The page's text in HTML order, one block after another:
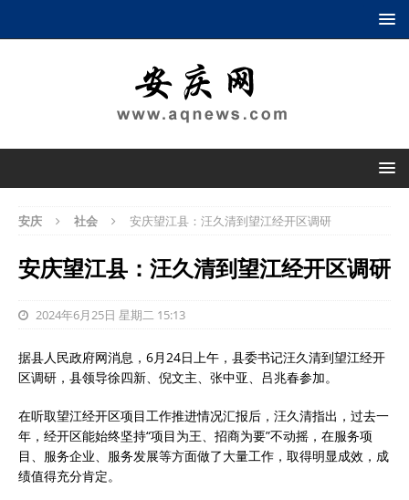
安庆 社会 安庆望江县：汪久清到望江经开区调研
安庆望江县：汪久清到望江经开区调研
2024年6月25日 星期二 15:13
据县人民政府网消息，6月24日上午，县委书记汪久清到望江经开
区调研，县领导徐四新、倪文主、张中亚、吕兆春参加。
在听取望江经开区项目工作推进情况汇报后，汪久清指出，过去一
年，经开区能始终坚持“项目为王、招商为要”不动摇，在服务项
目、服务企业、服务发展等方面做了大量工作，取得明显成效，成
绩值得充分肯定。